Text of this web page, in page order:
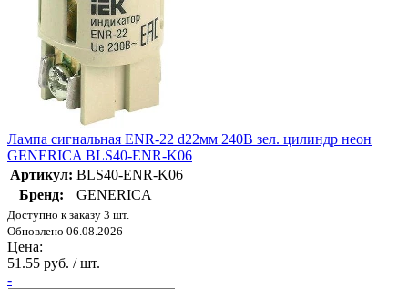
Лампа сигнальная ENR-22 d22мм 240В зел. цилиндр неон
GENERICA BLS40-ENR-K06
Артикул: BLS40-ENR-K06
Бренд:
GENERICA
Доступно к заказу 3 шт.
Обновлено 06.08.2026
Цена:
51.55 руб. / шт.
-